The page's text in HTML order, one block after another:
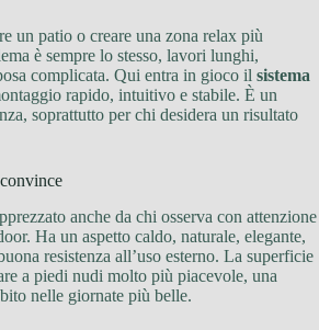
un patio o creare una zona relax più
è sempre lo stesso, lavori lunghi,
complicata. Qui entra in gioco il sistema
rapido, intuitivo e stabile. È un
soprattutto per chi desidera un risultato
anche da chi osserva con attenzione
Ha un aspetto caldo, naturale, elegante,
resistenza all’uso esterno. La superficie
a piedi nudi molto più piacevole, una
nelle giornate più belle.